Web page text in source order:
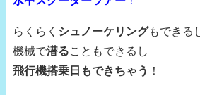
らくらく シュノーケリングもできるし
機械で潜る こともできるし
飛行機搭乗日もできちゃう
！